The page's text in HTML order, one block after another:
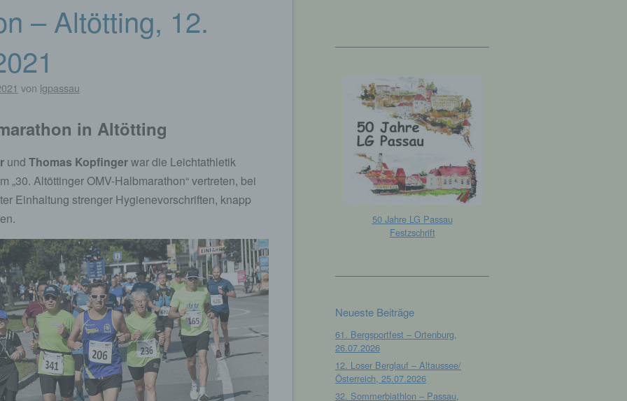
– Altötting, 12.
von lgpassau
in Altötting
und Thomas Kopfingerwar die Leichtathletik
„30. Altöttinger OMV-Halbmarathon“ vertreten, bei
Einhaltung strenger Hygienevorschriften, knapp
50 Jahre LG Passau
Festzschrift
Neueste Beiträge
61. Bergsportfest – Ortenburg,
26.07.2026
12. Loser Berglauf – Altaussee/
Österreich, 25.07.2026
32. Sommerbiathlon – Passau,